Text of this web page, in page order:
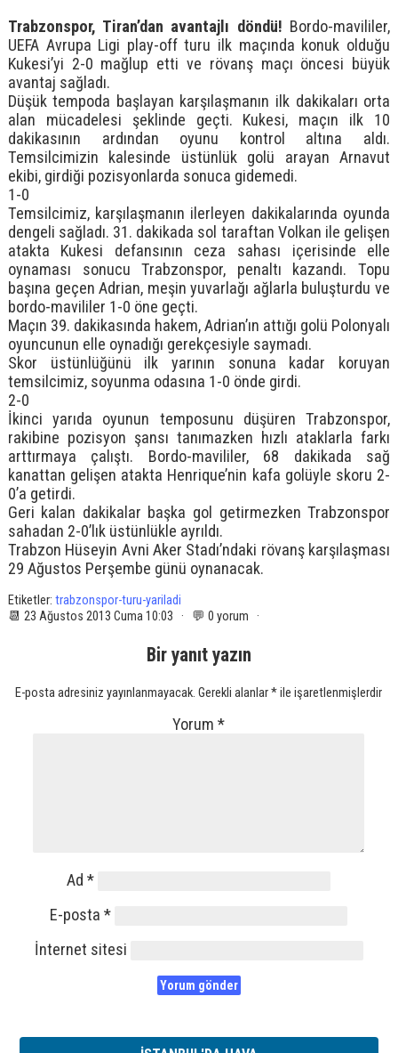
Trabzonspor, Tiran’dan avantajlı döndü! Bordo-mavililer,
UEFA Avrupa Ligi play-off turu ilk maçında konuk olduğu
Kukesi’yi 2-0 mağlup etti ve rövanş maçı öncesi büyük
avantaj sağladı.
Düşük tempoda başlayan karşılaşmanın ilk dakikaları orta
alan mücadelesi şeklinde geçti. Kukesi, maçın ilk 10
dakikasının ardından oyunu kontrol altına aldı.
Temsilcimizin kalesinde üstünlük golü arayan Arnavut
ekibi, girdiği pozisyonlarda sonuca gidemedi.
1-0
Temsilcimiz, karşılaşmanın ilerleyen dakikalarında oyunda
dengeli sağladı. 31. dakikada sol taraftan Volkan ile gelişen
atakta Kukesi defansının ceza sahası içerisinde elle
oynaması sonucu Trabzonspor, penaltı kazandı. Topu
başına geçen Adrian, meşin yuvarlağı ağlarla buluşturdu ve
bordo-mavililer 1-0 öne geçti.
Maçın 39. dakikasında hakem, Adrian’ın attığı golü Polonyalı
oyuncunun elle oynadığı gerekçesiyle saymadı.
Skor üstünlüğünü ilk yarının sonuna kadar koruyan
temsilcimiz, soyunma odasına 1-0 önde girdi.
2-0
İkinci yarıda oyunun temposunu düşüren Trabzonspor,
rakibine pozisyon şansı tanımazken hızlı ataklarla farkı
arttırmaya çalıştı. Bordo-mavililer, 68 dakikada sağ
kanattan gelişen atakta Henrique’nin kafa golüyle skoru 2-
0’a getirdi.
Geri kalan dakikalar başka gol getirmezken Trabzonspor
sahadan 2-0’lık üstünlükle ayrıldı.
Trabzon Hüseyin Avni Aker Stadı’ndaki rövanş karşılaşması
29 Ağustos Perşembe günü oynanacak.
Etiketler: trabzonspor-turu-yariladi
📆 23 Ağustos 2013 Cuma 10:03 · 💬 0 yorum ·
Bir yanıt yazın
E-posta adresiniz yayınlanmayacak. Gerekli alanlar*ile işaretlenmişlerdir
Yorum*
Ad*
E-posta*
İnternet sitesi